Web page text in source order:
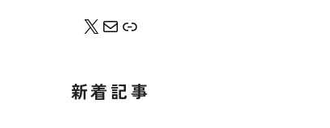
X Contact Me Bento
新着記事